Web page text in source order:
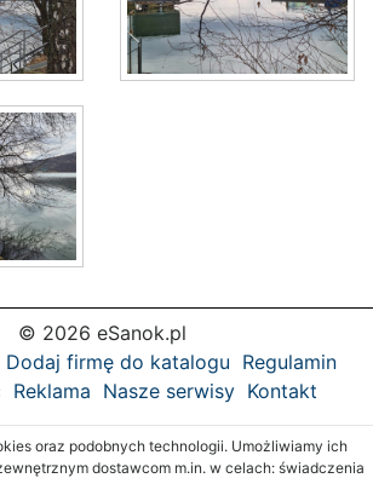
© 2026 eSanok.pl
Dodaj firmę do katalogu Regulamin
Reklama Nasze serwisy Kontakt
oraz podobnych technologii. Umożliwiamy ich
dostawcom m.in. w celach: świadczenia